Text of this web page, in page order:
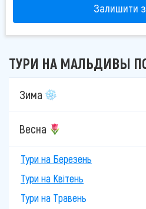
Залишити
ТУРИ НА МАЛЬДИВЫ
Зима
Весна
Тури на Березень
Тури на Квітень
Тури на Травень